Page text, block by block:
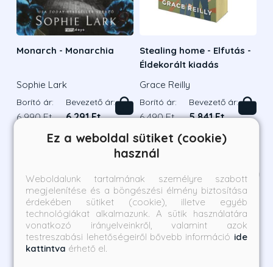
Monarch - Monarchia
Sophie Lark
Borító ár:
6 990 Ft
Bevezető ár:
6 291 Ft
Stealing home - Elfutás -
Éldekorált kiadás
Grace Reilly
Borító ár:
6 490 Ft
Bevezető ár:
5 841 Ft
Megnézem a listát
Kategória ajánlatai /
Ez a weboldal sütiket (cookie)
használ
Weboldalunk tartalmának személyre szabott
megjelenítése és a böngészési élmény biztosítása
érdekében sütiket (cookie), illetve egyéb
technológiákat alkalmazunk. A sütik használatára
vonatkozó irányelveinkről, valamint azok
testreszabási lehetőségeiről bővebb információ ide
kattintva érhető el.